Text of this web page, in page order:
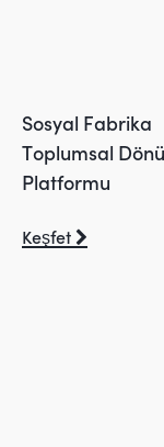
Sosyal Fabrika
Toplumsal Dönü
Platformu
Keşfet